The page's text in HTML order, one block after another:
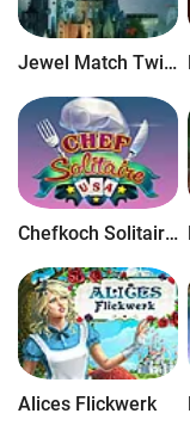
Jewel Match Twilight
Chefkoch Solitaire: USA
Alices Flickwerk